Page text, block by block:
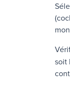
soit